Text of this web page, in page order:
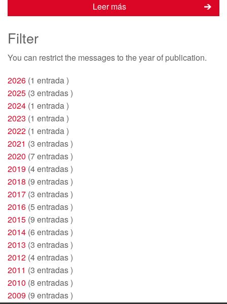
Leer más
Filter
You can restrictthe messages to the year of publication.
2026 (1 entrada )
2025 (3 entradas )
2024 (1 entrada )
2023 (1 entrada )
2022 (1 entrada )
2021 (3 entradas )
2020 (7 entradas )
2019 (4 entradas )
2018 (9 entradas )
2017 (3 entradas )
2016 (5 entradas )
2015 (9 entradas )
2014 (6 entradas )
2013 (3 entradas )
2012 (4 entradas )
2011 (3 entradas )
2010 (8 entradas )
2009 (9 entradas )